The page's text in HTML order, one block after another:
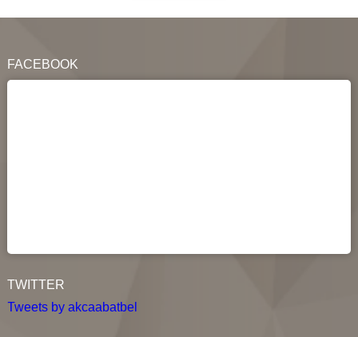
FACEBOOK
TWITTER
Tweets by akcaabatbel